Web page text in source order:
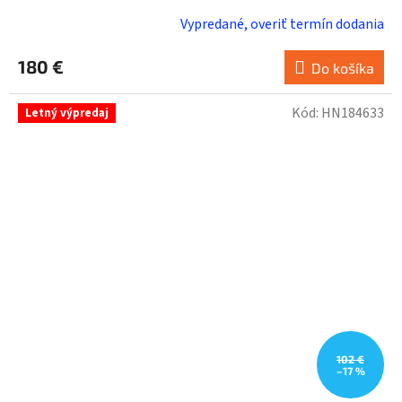
Vypredané, overiť termín dodania
180 € Do košíka
Letný výpredaj
102 €
–17 %
Kód: HN184633